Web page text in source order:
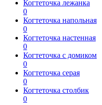
Когтеточка лежанка
0
Когтеточка напольная
0
Когтеточка настенная
0
Когтеточка с домиком
0
Когтеточка серая
0
Когтеточка столбик
0